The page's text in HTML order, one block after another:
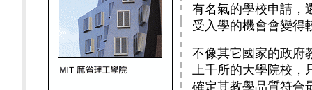
有名氣的學校申請，
受入學的機會會變得
不像其它國家的政府
上千所的大學院校，
確定其教學品質符合